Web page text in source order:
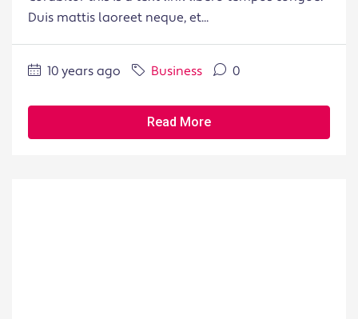
Duis mattis laoreet neque, et...
10 years ago Business 0
Read More